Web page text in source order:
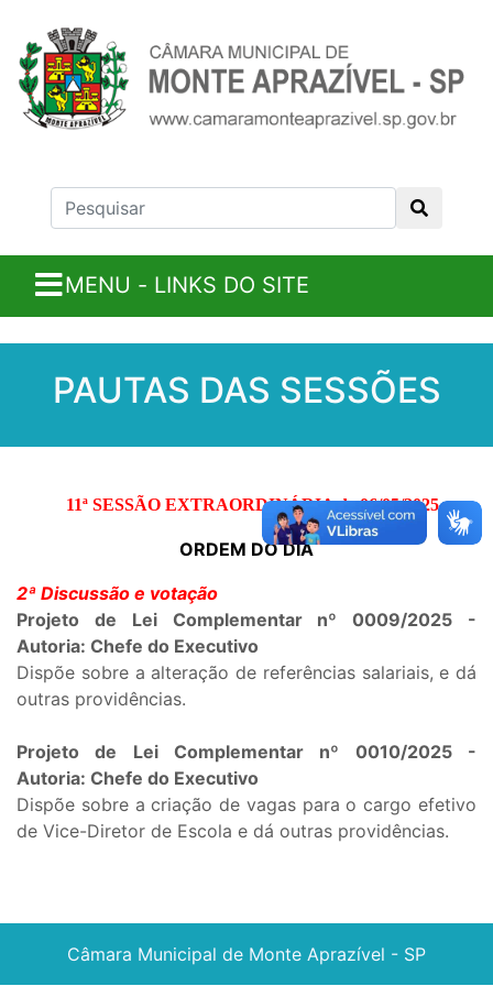
MENU - LINKS DO SITE
PAUTAS DAS SESSÕES
11ª SESSÃO EXTRAORDINÁRIA de 06/05/2025
ORDEM DO DIA
2ª Discussão e votação
Projeto de Lei Complementar nº 0009/2025 -
Autoria: Chefe do Executivo
Dispõe sobre a alteração de referências salariais, e dá
outras providências.
Projeto de Lei Complementar nº 0010/2025 -
Autoria: Chefe do Executivo
Dispõe sobre a criação de vagas para o cargo efetivo
de Vice-Diretor de Escola e dá outras providências.
Câmara Municipal de Monte Aprazível - SP